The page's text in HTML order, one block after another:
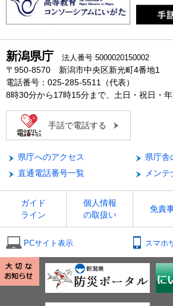
新潟県庁 法人番号 5000020150002
〒950-8570 新潟市中央区新光町4番地1
電話番号：025-285-5511（代表）
8時30分から17時15分まで、土日・祝日・年
手話で電話する
県庁へのアクセス
県庁舎
直通電話番号一覧
メンテ
ガイド
ライン
個人情報
の取扱い
免責
PCサイト表示 スマホ